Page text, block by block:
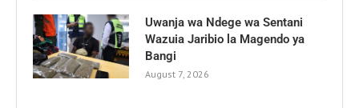
Uwanja wa Ndege wa Sentani
Wazuia Jaribio la Magendo ya
Bangi
August 7, 2026